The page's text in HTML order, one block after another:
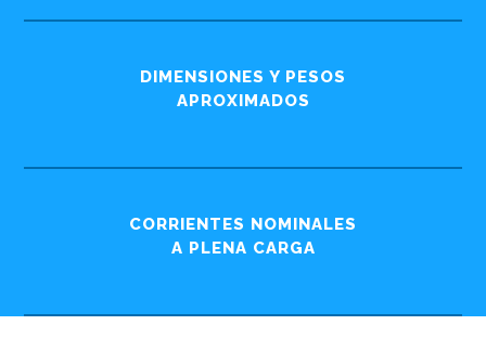
DIMENSIONES Y PESOS
APROXIMADOS
CORRIENTES NOMINALES
A PLENA CARGA